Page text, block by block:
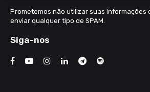
Prometemos não utilizar suas informações
enviar qualquer tipo de SPAM.
Siga-nos